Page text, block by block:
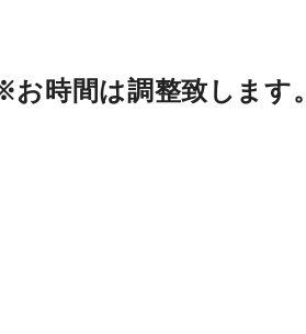
時間は調整致します。